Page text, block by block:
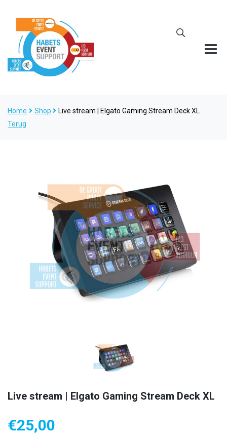
Home Shop
Live stream | Elgato Gaming Stream Deck XL
Terug
Live stream | Elgato Gaming Stream Deck XL
€25,00